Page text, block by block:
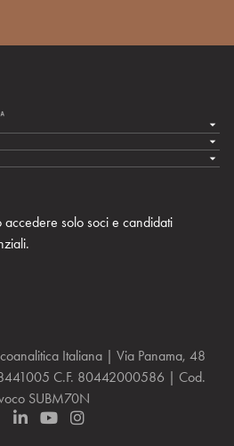
solo soci e candidati
Italiana | Via Panama, 48
C.F. 80442000586 | Cod.
SUBM70N
L
Y
I